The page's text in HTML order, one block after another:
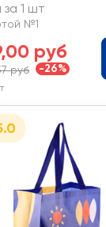
1 шт
№1
руб
руб -26%